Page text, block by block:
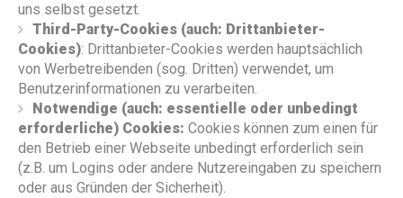
uns selbst gesetzt.
Third-Party-Cookies (auch: Drittanbieter-
Cookies): Drittanbieter-Cookies werden hauptsächlich
von Werbetreibenden (sog. Dritten) verwendet, um
Benutzerinformationen zu verarbeiten.
Notwendige (auch: essentielle oder unbedingt
erforderliche) Cookies: Cookies können zum einen für
den Betrieb einer Webseite unbedingt erforderlich sein
(z.B. um Logins oder andere Nutzereingaben zu speichern
oder aus Gründen der Sicherheit).